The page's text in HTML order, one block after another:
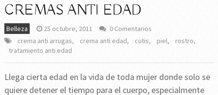
CREMAS ANTI EDAD
Belleza 25 octubre, 2011
0 Comentarios
crema anti arrugas, crema anti edad, cutis, piel, rostro,
tratamiento anti edad
Llega cierta edad en la vida de toda mujer donde solo se
quiere detener el tiempo para el cuerpo, especialmente